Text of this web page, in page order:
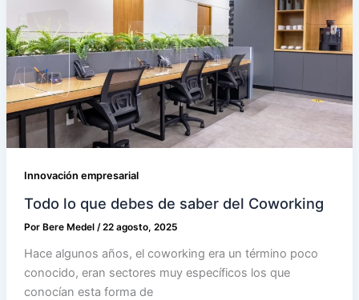
Innovación empresarial
Todo lo que debes de saber del Coworking
Por Bere Medel /22 agosto, 2025
Hace algunos años, el coworking era un término poco
conocido, eran sectores muy específicos los que
conocían esta forma de